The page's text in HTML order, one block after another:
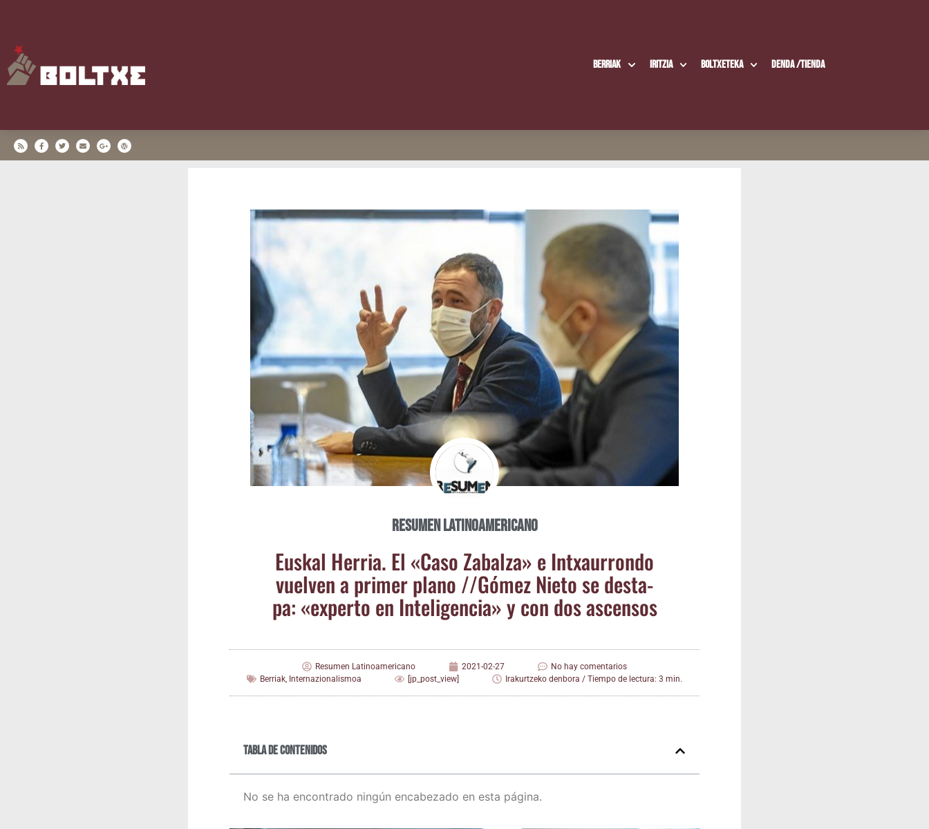
Berriak Iritzia Boltxe­te­ka Den­da /​Tien­da
Resumen Latinoamericano
Eus­kal Herria. El «Caso Zabal­za» e Intxau­rron­do
vuel­ven a pri­mer plano /​/​Gómez Nie­to se des­ta­
pa: «exper­to en Inte­li­gen­cia» y con dos ascensos
Resumen Latinoamericano 2021-02-27
No hay comentarios
Berriak, Internazionalismoa [jp_post_view] Irakurtzeko denbora / Tiempo de lectura: 3 min.
Tabla de contenidos
No se ha encontrado ningún encabezado en esta página.